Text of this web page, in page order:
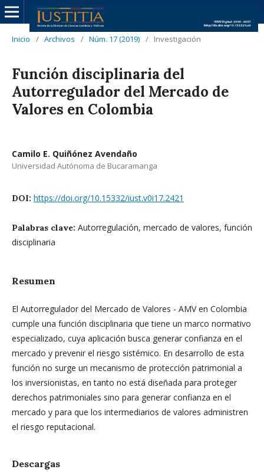
Inicio / Archivos / Núm. 17 (2019) / Investigación
Función disciplinaria del
Autorregulador del Mercado de
Valores en Colombia
Camilo E. Quiñónez Avendaño
Universidad Autónoma de Bucaramanga
DOI: https://doi.org/10.15332/iust.v0i17.2421
Palabras clave: Autorregulación, mercado de valores, función
disciplinaria
Resumen
El Autorregulador del Mercado de Valores - AMV en Colombia
cumple una función disciplinaria que tiene un marco normativo
especializado, cuya aplicación busca generar confianza en el
mercado y prevenir el riesgo sistémico. En desarrollo de esta
función no surge un mecanismo de protección patrimonial a
los inversionistas, en tanto no está diseñada para proteger
derechos patrimoniales sino para generar confianza en el
mercado y para que los intermediarios de valores administren
el riesgo reputacional.
Descargas